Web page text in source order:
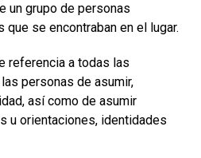
un grupo de personas
se encontraban en el lugar.
referencia a todas las
personas de asumir,
así como de asumir
u orientaciones, identidades